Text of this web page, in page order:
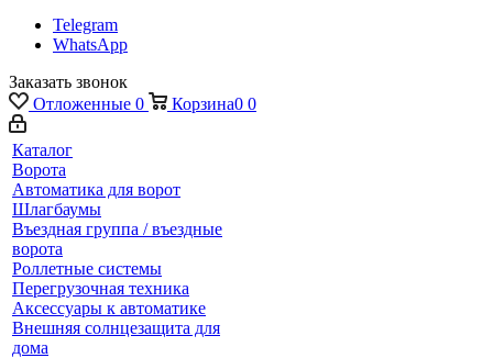
Telegram
WhatsApp
Заказать звонок
Отложенные 0 Корзина0 0
Каталог
Ворота
Автоматика для ворот
Шлагбаумы
Въездная группа / въездные
ворота
Роллетные системы
Перегрузочная техника
Аксессуары к автоматике
Внешняя солнцезащита для
дома